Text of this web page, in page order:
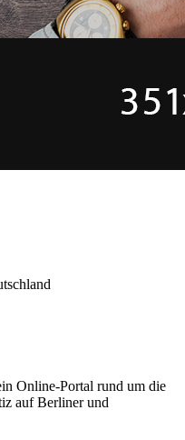
Online-Portal rund um die
auf Berliner und